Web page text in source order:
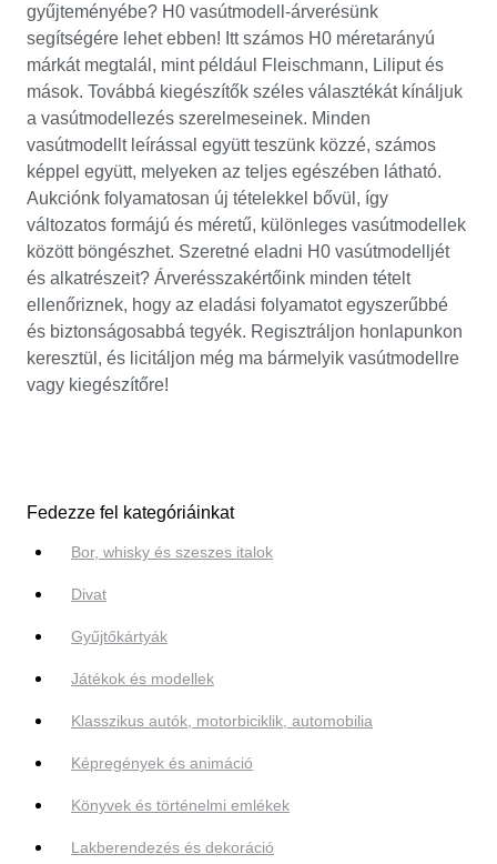
gyűjteményébe? H0 vasútmodell-árverésünk
segítségére lehet ebben! Itt számos H0 méretarányú
márkát megtalál, mint például Fleischmann, Liliput és
mások. Továbbá kiegészítők széles választékát kínáljuk
a vasútmodellezés szerelmeseinek. Minden
vasútmodellt leírással együtt teszünk közzé, számos
képpel együtt, melyeken az teljes egészében látható.
Aukciónk folyamatosan új tételekkel bővül, így
változatos formájú és méretű, különleges vasútmodellek
között böngészhet. Szeretné eladni H0 vasútmodelljét
és alkatrészeit? Árverésszakértőink minden tételt
ellenőriznek, hogy az eladási folyamatot egyszerűbbé
és biztonságosabbá tegyék. Regisztráljon honlapunkon
keresztül, és licitáljon még ma bármelyik vasútmodellre
vagy kiegészítőre!
Fedezze fel kategóriáinkat
Bor, whisky és szeszes italok
Divat
Gyűjtőkártyák
Játékok és modellek
Klasszikus autók, motorbiciklik, automobilia
Képregények és animáció
Könyvek és történelmi emlékek
Lakberendezés és dekoráció